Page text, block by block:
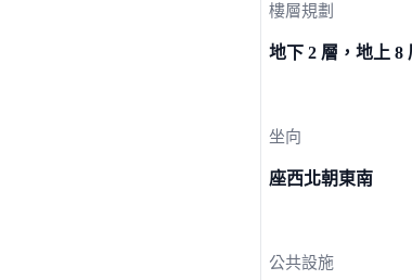
樓層規劃
地下 2 層，地上 8
坐向
座西北朝東南
公共設施